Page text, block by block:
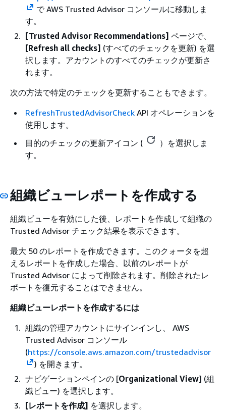
で AWS Trusted Advisor コンソールに移動しま
す。
[Trusted Advisor Recommendations] ページで、
[Refresh all checks] (すべてのチェックを更新) を選
択します。アカウントのすべてのチェックが更新さ
れます。
次の方法で特定のチェックを更新することもできます。
RefreshTrustedAdvisorCheck API オペレーションを
使用します。
目的のチェックの更新アイコン (
）を選択しま
す。
組織ビューレポートを作成する
組織ビューを有効にした後、レポートを作成して組織の
Trusted Advisor チェック結果を表示できます。
最大 50 のレポートを作成できます。このクォータを超
えるレポートを作成した場合、以前のレポートが
Trusted Advisor によって削除されます。削除されたレ
ポートを復元することはできません。
組織ビューレポートを作成するには
組織の管理アカウントにサインインし、 AWS
Trusted Advisor コンソール
(https://console.aws.amazon.com/trustedadvisor
) を開きます。
ナビゲーションペインの [Organizational View] (組
織ビュー) を選択します。
[レポートを作成] を選択します。